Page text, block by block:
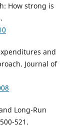
How strong is
and
Journal of
Long-Run
521.